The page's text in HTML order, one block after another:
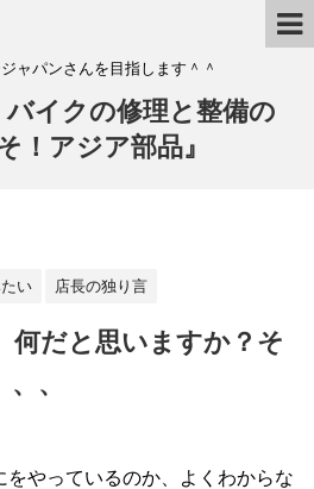
ャパンさんを目指します＾＾
イクの修理と整備の
！アジア部品』
い 店長の独り言
何だと思いますか？そ
、
をやっているのか、よくわからな